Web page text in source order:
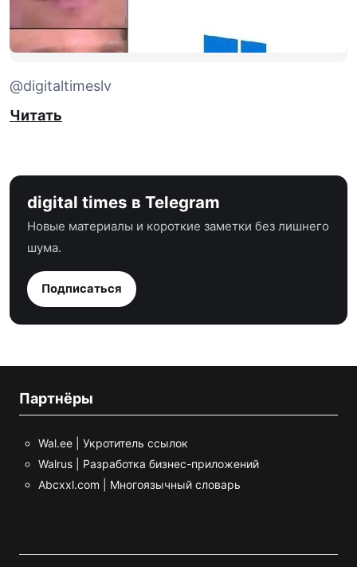
@digitaltimeslv
Читать
digital times в Telegram
Новые материалы и короткие заметки без лишнего
шума.
Подписаться
Партнёры
Wal.ee | Укротитель ссылок
Walrus | Разработка бизнес-приложений
Abcxxl.com | Многоязычный словарь